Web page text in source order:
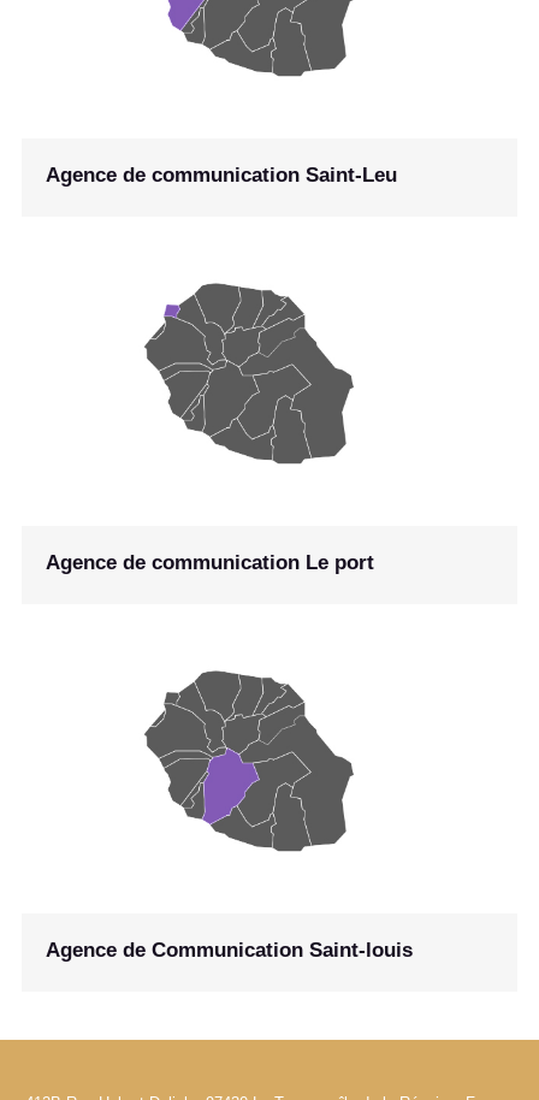
Agence de communication Saint-Leu
Agence de communication Le port
Agence de Communication Saint-louis